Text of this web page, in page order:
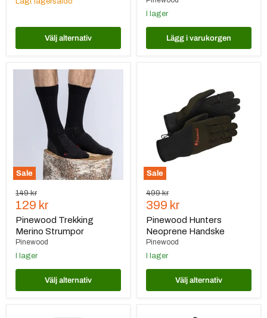
Välj alternativ
I lager
Lägg i varukorgen
Sale
Pinewood
Trekking
Merino
Strumpor
Ursprungspris
149 kr
Nuvarande
pris
129 kr
Pinewood Trekking
Merino Strumpor
Pinewood
I lager
Välj alternativ
Sale
Ursprungspris
499 kr
Nuvarande
pris
399 kr
Pinewood Hunters
Neoprene Handske
Pinewood
I lager
Välj alternativ